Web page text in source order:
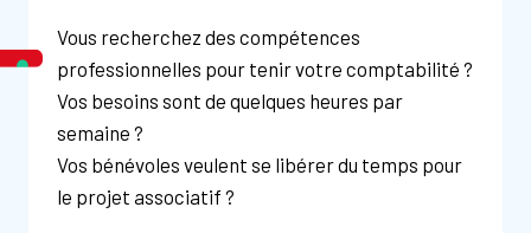
Vous recherchez des compétences
professionnelles pour tenir votre comptabilité ?
Vos besoins sont de quelques heures par
semaine ?
Vos bénévoles veulent se libérer du temps pour
le projet associatif ?